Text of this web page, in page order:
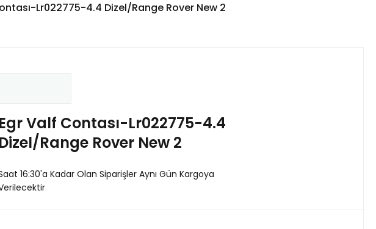
Lr022775-4.4 Dizel/Range Rover New 2
Egr Valf Contası-Lr022775-4.4
Dizel/Range Rover New 2
16:30'a Kadar Olan Siparişler Aynı Gün Kargoya